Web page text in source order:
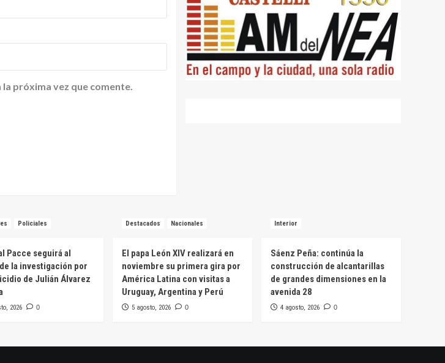
próxima vez que comente.
Policiales
Pacce seguirá al
la investigación por
de Julián Álvarez
2026 0
Destacados Nacionales
El papa León XIV realizará en
noviembre su primera gira por
América Latina con visitas a
Uruguay, Argentina y Perú
5 agosto, 2026 0
Interior
Sáenz Peña: continúa la
construcción de alcantarillas
de grandes dimensiones en la
avenida 28
4 agosto, 2026 0